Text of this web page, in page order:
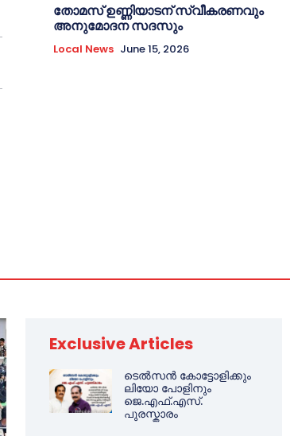
തോമസ് ഉണ്ണിയാടന് സ്വീകരണവും
അനുമോദന സദസും
Local News June 15, 2026
Exclusive Articles
ടെൽസൻ കോട്ടോളിക്കും
ലിയോ പോളിനും
ജെ.എഫ്.എസ്.
പുരസ്കാരം